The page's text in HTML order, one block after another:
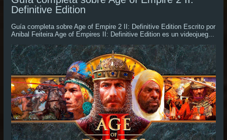
Definitive Edition
Guía completa sobre Age of Empire 2 II: Definitive Edition Escrito por
Anibal Feiteira Age of Empires II: Definitive Edition es un videojueg...